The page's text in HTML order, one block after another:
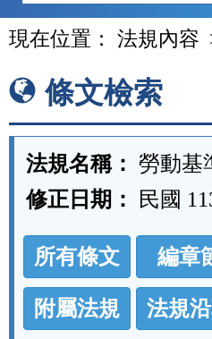
現在位置： 法規內容
條文檢索
法規名稱：
勞動基
修正日期：
民國
法
規
功
能
所有條文 編章
附屬法規 法規